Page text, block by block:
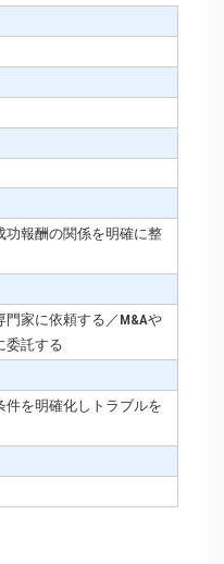
功報酬の関係を明確に整
家に依頼する／M&Aや
委託する
を明確化しトラブルを